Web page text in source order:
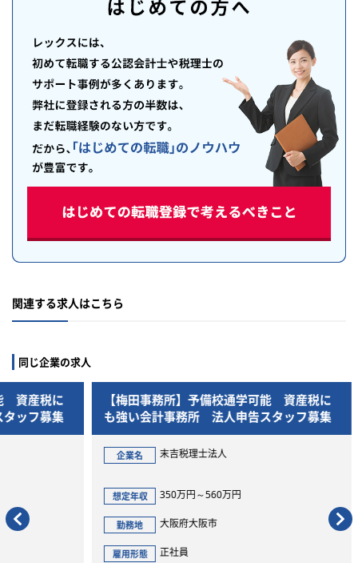
関連する求人はこちら
同じ企業の求人
に
集
【梅田事務所】予備校通学可能 資産税に
も強い会計事務所 法人申告スタッフ募集
末吉税理士法人
350万円～560万円
大阪府大阪市
正社員